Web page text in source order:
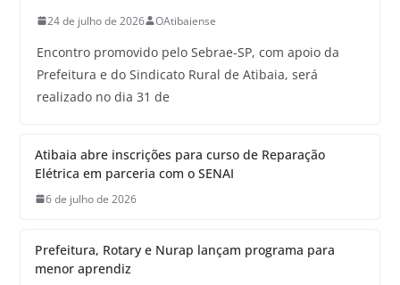
24 de julho de 2026 OAtibaiense
Encontro promovido pelo Sebrae-SP, com apoio da
Prefeitura e do Sindicato Rural de Atibaia, será
realizado no dia 31 de
Atibaia abre inscrições para curso de Reparação
Elétrica em parceria com o SENAI
6 de julho de 2026
Prefeitura, Rotary e Nurap lançam programa para
menor aprendiz